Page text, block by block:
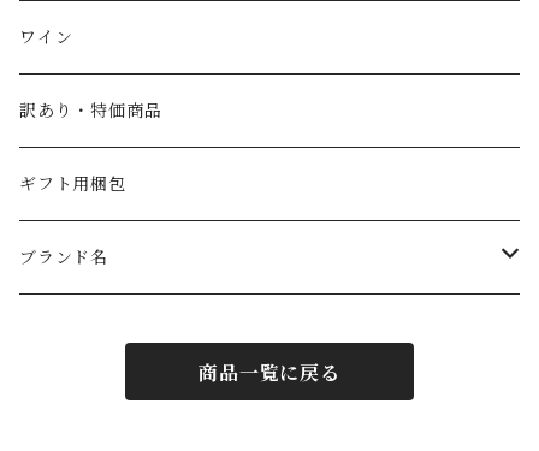
イタリア産ワインビネガー
塩
パスタ
ワイン
訳あり・特価商品
ギフト用梱包
ブランド名
フォンドモンテベロ
商品一覧に戻る